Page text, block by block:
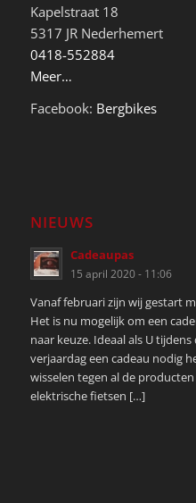
Kapelstraat 18
5317 JR Nederhemert
0418-552884
Meer…
Facebook: Bergbikes
NIEUWS
Cadeaupas
15 april 2020 - 11:06
Vanaf februari zijn wij gestart
Het is nu mogelijk om een
naar keuze. Ideaal als U
verjaardag een cadeau nodig
wisselen tegen al de
elektrische fietsen […]